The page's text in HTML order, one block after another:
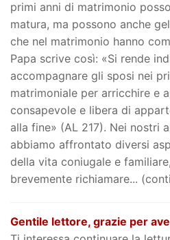
primi anni di matrimonio
matura, ma possono anche
che nel matrimonio hanno
Papa scrive così: «Si rende
accompagnare gli sposi nei
matrimoniale per arricchire e
consapevole e libera di
alla fine» (AL 217). Nei nostri
abbiamo affrontato diversi
della vita coniugale e
brevemente richiamare...
Gentile lettore, grazie per